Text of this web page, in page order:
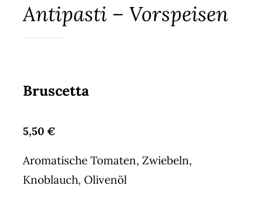
Antipasti – Vorspeisen
Bruscetta
5,50 €
Aromatische Tomaten, Zwiebeln,
Knoblauch, Olivenöl